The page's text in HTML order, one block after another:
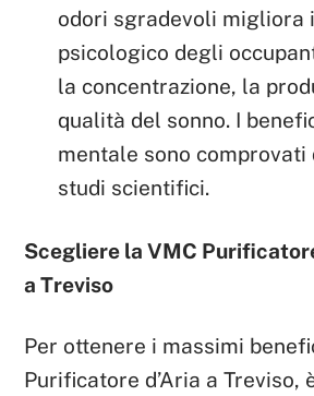
odori sgradevoli migliora
psicologico degli
la concentrazione, la
qualità del sonno. I
mentale sono comprovati
studi scientifici.
Scegliere la VMC
a Treviso
Per ottenere i massimi
Purificatore d’Aria a Treviso,